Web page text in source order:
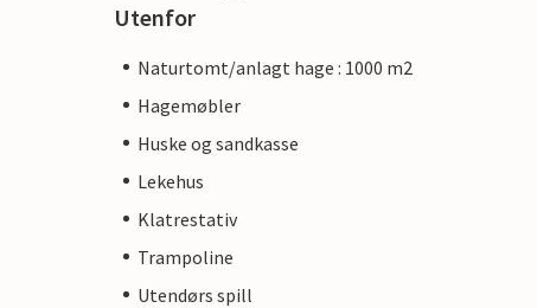
Utenfor
Naturtomt/anlagt hage : 1000 m2
Hagemøbler
Huske og sandkasse
Lekehus
Klatrestativ
Trampoline
Utendørs spill